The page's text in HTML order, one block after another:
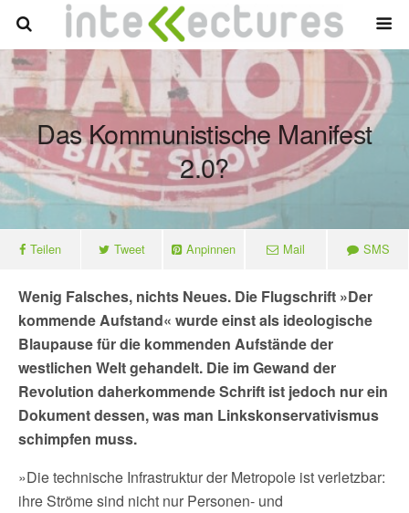
Das Kommunistische Manifest
2.0?
Teilen Tweet Anpinnen Mail SMS
Wenig Falsches, nichts Neues. Die Flugschrift »Der
kommende Aufstand« wurde einst als ideologische
Blaupause für die kommenden Aufstände der
westlichen Welt gehandelt. Die im Gewand der
Revolution daherkommende Schrift ist jedoch nur ein
Dokument dessen, was man Linkskonservativismus
schimpfen muss.
»Die technische Infrastruktur der Metropole ist verletzbar:
ihre Ströme sind nicht nur Personen- und